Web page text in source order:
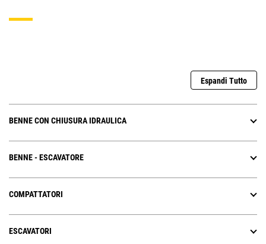
Espandi Tutto
BENNE CON CHIUSURA IDRAULICA
BENNE - ESCAVATORE
COMPATTATORI
ESCAVATORI